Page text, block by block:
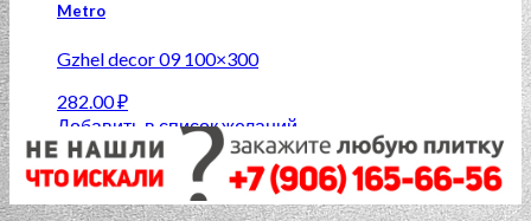
Metro
Gzhel decor 09 100×300
282.00₽
Добавить в список желаний
Нет в наличии